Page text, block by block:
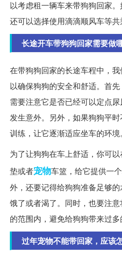
以考虑租一辆车来带狗狗回家
还可以选择使用滴滴顺风车等共
长途开车带狗狗回家需要做
在带狗狗回家的长途车程中，
以确保狗狗的安全和舒适。首
需要注意它是否已经可以定点
发生意外。另外，如果狗狗平
训练，让它逐渐适应坐车的环境。
为了让狗狗在车上舒适，你可
垫或者宠物车篮，给它提供一
外，还要记得给狗狗准备足够
饿了或者渴了。同时，也要注
的范围内，避免给狗狗带来过多
过年宠物不能带回家，应该